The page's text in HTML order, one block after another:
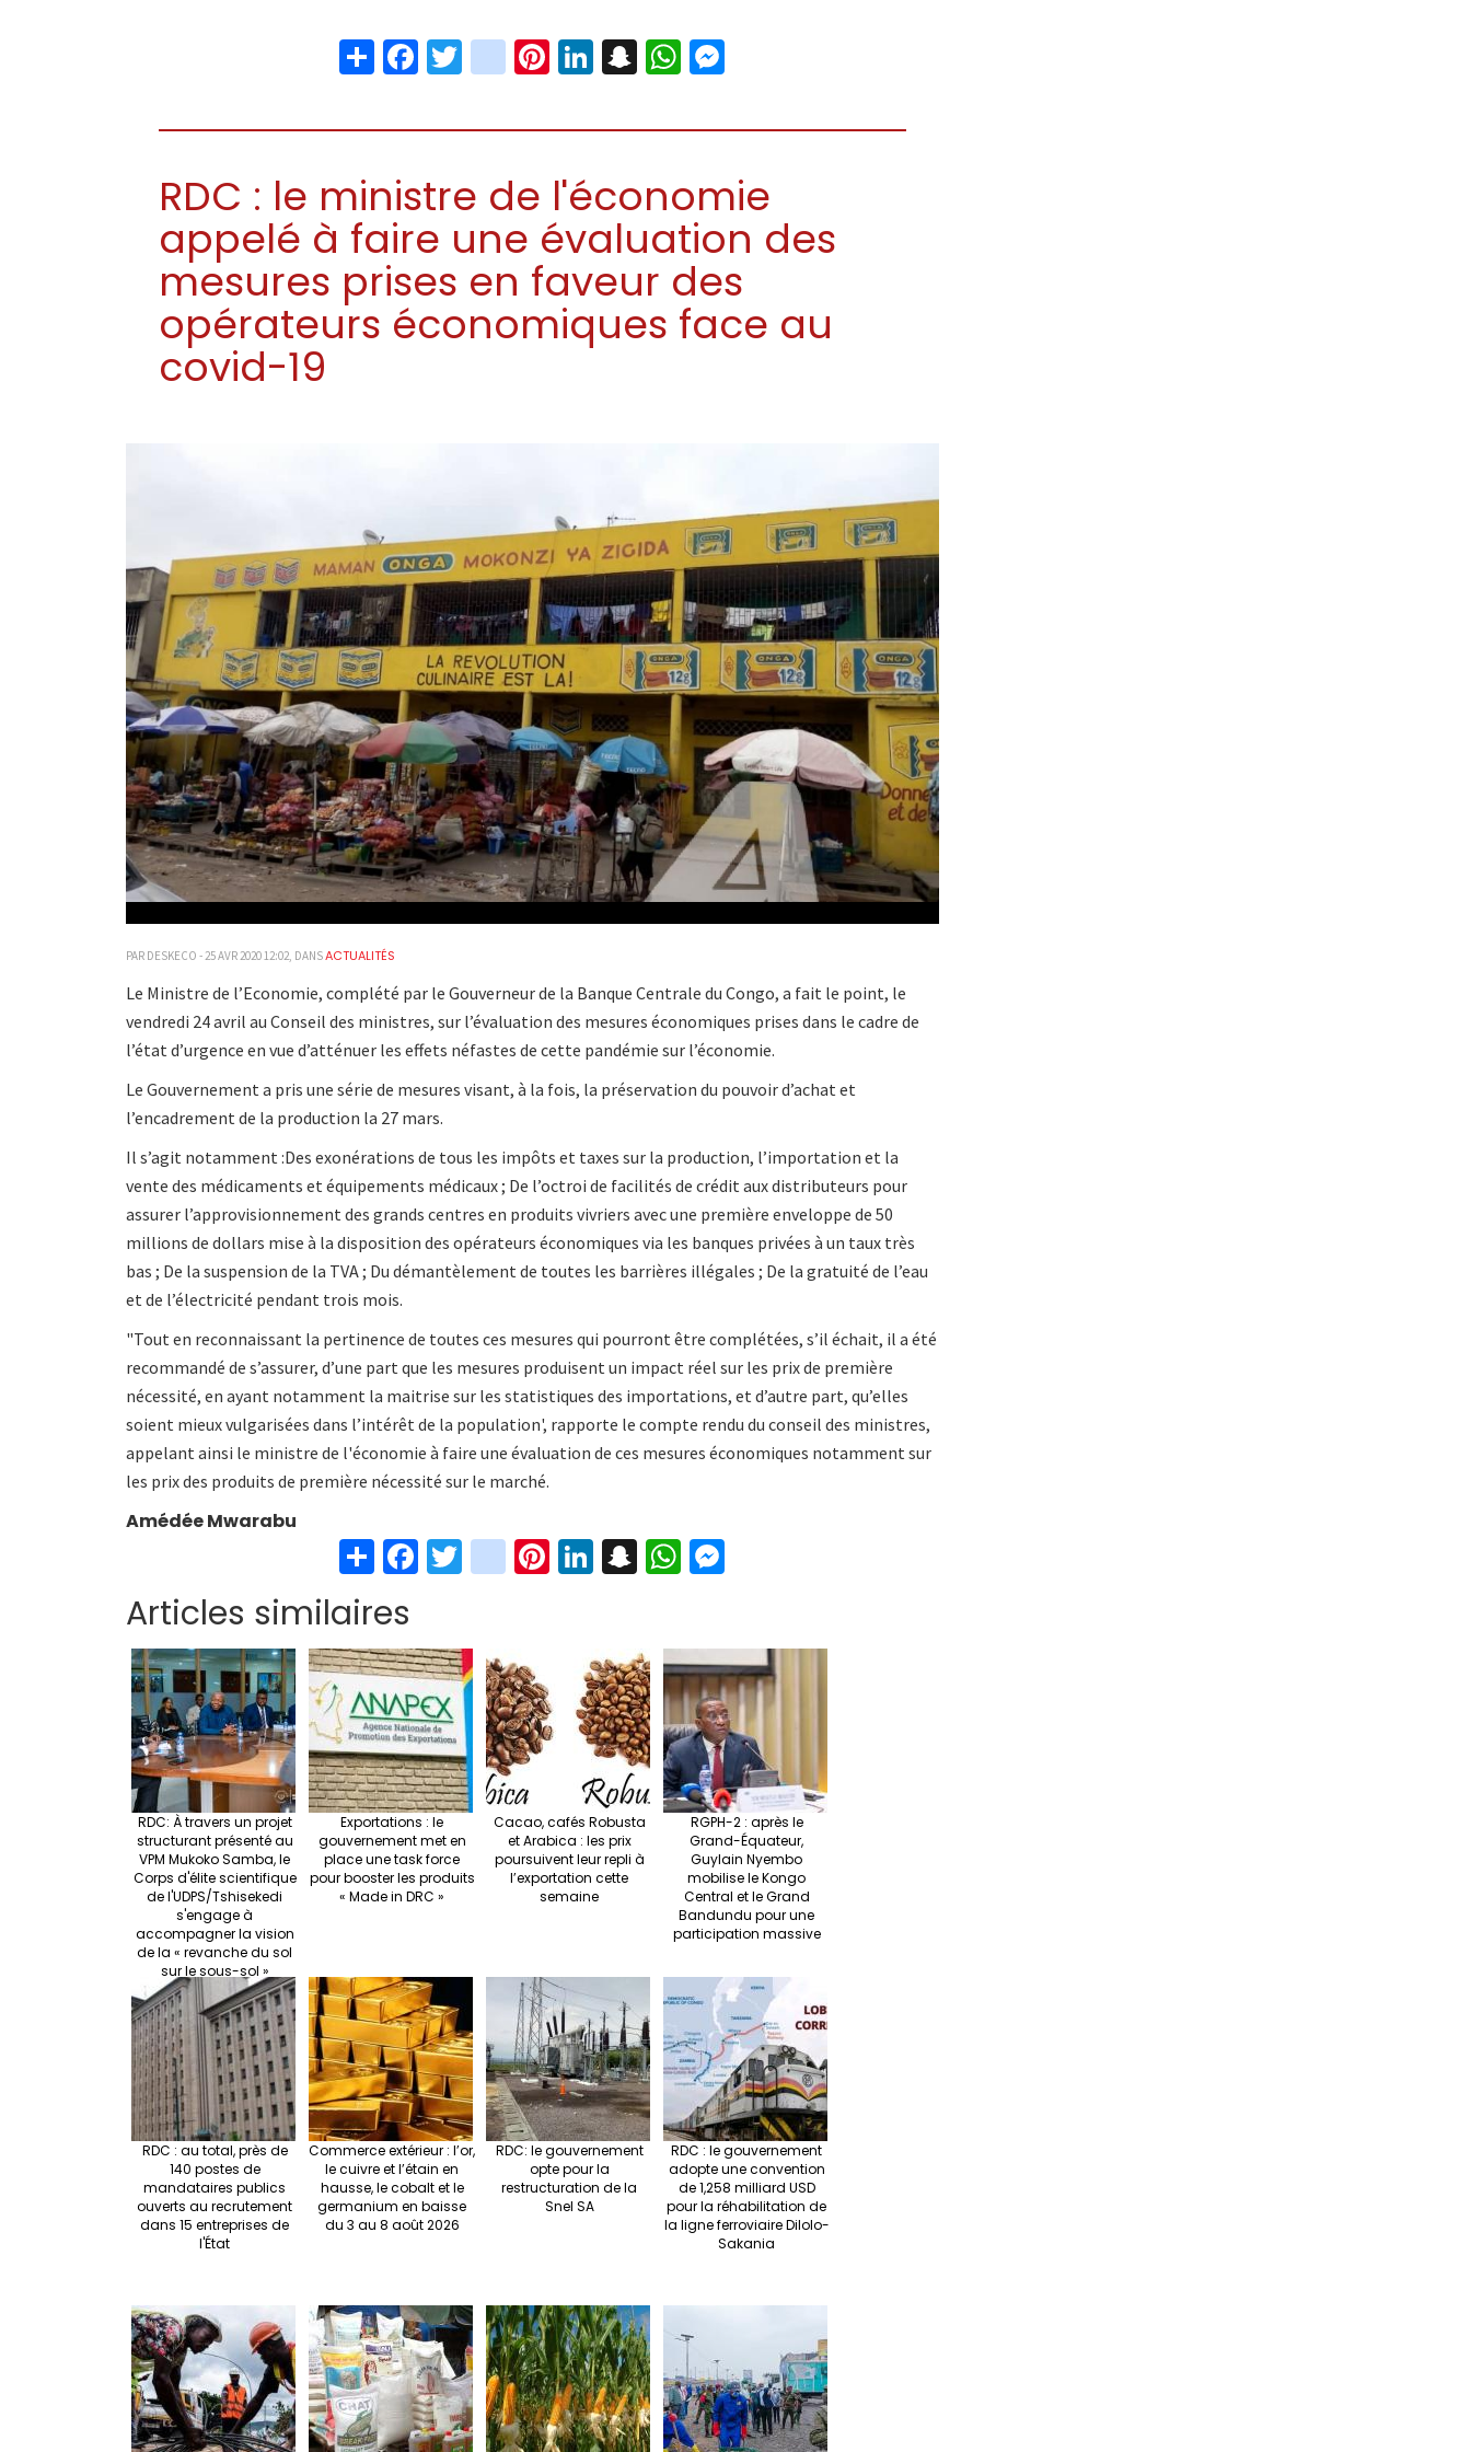
ShareFacebook
Twitter
instagram
Pinterest
LinkedIn
Snapchat
WhatsApp
RDC : le ministre de l'économie
appelé à faire une évaluation des
mesures prises en faveur des
opérateurs économiques face au
covid-19
PAR DESKECO - 25 AVR 2020 12:02, DANSACTUALITÉS
Le Ministre de l’Economie, complété par le Gouverneur de la Banque Centrale du Congo, a fait le point, le
vendredi 24 avril au Conseil des ministres, sur l’évaluation des mesures économiques prises dans le cadre de
l’état d’urgence en vue d’atténuer les effets néfastes de cette pandémie sur l’économie.
Le Gouvernement a pris une série de mesures visant, à la fois, la préservation du pouvoir d’achat et
l’encadrement de la production la 27 mars.
Il s’agit notamment :Des exonérations de tous les impôts et taxes sur la production, l’importation et la
vente des médicaments et équipements médicaux ; De l’octroi de facilités de crédit aux distributeurs pour
assurer l’approvisionnement des grands centres en produits vivriers avec une première enveloppe de 50
millions de dollars mise à la disposition des opérateurs économiques via les banques privées à un taux très
bas ; De la suspension de la TVA ; Du démantèlement de toutes les barrières illégales ; De la gratuité de l’eau
et de l’électricité pendant trois mois.
"Tout en reconnaissant la pertinence de toutes ces mesures qui pourront être complétées, s’il échait, il a été
recommandé de s’assurer, d’une part que les mesures produisent un impact réel sur les prix de première
nécessité, en ayant notamment la maitrise sur les statistiques des importations, et d’autre part, qu’elles
soient mieux vulgarisées dans l’intérêt de la population', rapporte le compte rendu du conseil des ministres,
appelant ainsi le ministre de l'économie à faire une évaluation de ces mesures économiques notamment sur
les prix des produits de première nécessité sur le marché.
Amédée Mwarabu
S
h
ar
e
Fa
ce
o
o
k
T
wi
er
in
st
ra
m
Pi
nt
Li
n
dI
n
S
n
pc
h
at
W
h
sA
p
p
n
ge
r
Articles similaires
RDC: À travers un projet
structurant présenté au
VPM Mukoko Samba, le
Corps d'élite scientifique
de l'UDPS/Tshisekedi
s'engage à
accompagner la vision
de la « revanche du sol
sur le sous-sol »
Exportations : le
gouvernement met en
place une task force
pour booster les produits
« Made in DRC »
Cacao, cafés Robusta
et Arabica : les prix
poursuivent leur repli à
l’exportation cette
semaine
RGPH-2 : après le
Grand-Équateur,
Guylain Nyembo
mobilise le Kongo
Central et le Grand
Bandundu pour une
participation massive
RDC : au total, près de
140 postes de
mandataires publics
ouverts au recrutement
dans 15 entreprises de
l'État
Commerce extérieur : l’or,
le cuivre et l’étain en
hausse, le cobalt et le
germanium en baisse
du 3 au 8 août 2026
RDC: le gouvernement
opte pour la
restructuration de la
Snel SA
RDC : le gouvernement
adopte une convention
de 1,258 milliard USD
pour la réhabilitation de
la ligne ferroviaire Dilolo-
Sakania